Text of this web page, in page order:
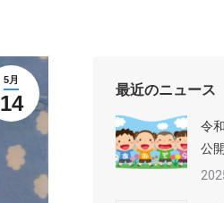
5月
14
最近のニュース
令
公